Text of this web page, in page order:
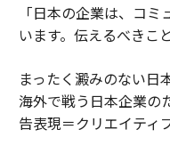
「日本の企業は、コ
います。伝えるべきこ
まったく澱みのない日
海外で戦う日本企業の
告表現＝クリエイティ